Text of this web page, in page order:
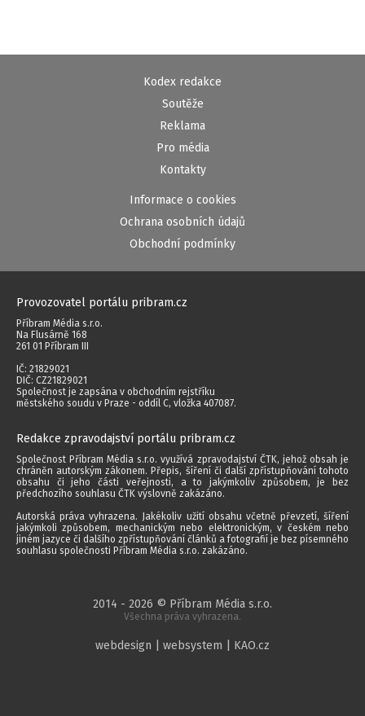
Kodex redakce
Soutěže
Reklama
Pro média
Kontakty
Informace o cookies
Ochrana osobních údajů
Obchodní podmínky
Provozovatel portálu pribram.cz
Příbram Média s.r.o.
Na Flusárně 168
261 01 Příbram III
IČ: 21829021
DIČ: CZ21829021
Společnost je zapsána v obchodním rejstříku
městského soudu v Praze - oddíl C, vložka 407087.
Redakce zpravodajství portálu pribram.cz
Společnost Příbram Média s.r.o. využívá zpravodajství ČTK, jehož obsah je
chráněn autorským zákonem. Přepis, šíření či další zpřístupňování tohoto
obsahu či jeho části veřejnosti, a to jakýmkoliv způsobem, je bez
předchozího souhlasu ČTK výslovně zakázáno.
Autorská práva vyhrazena. Jakékoliv užití obsahu včetně převzetí, šíření
jakýmkoli způsobem, mechanickým nebo elektronickým, v českém nebo
jiném jazyce či dalšího zpřístupňování článků a fotografií je bez písemného
souhlasu společnosti Příbram Média s.r.o. zakázáno.
2014 - 2026 © Příbram Média s.r.o.
Všechna práva vyhrazena.
webdesign | websystem | KAO.cz